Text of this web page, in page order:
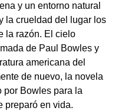
y un entorno natural
la crueldad del lugar los
la razón. El cielo
de Paul Bowles y
americana del
de nuevo, la novela
por Bowles para la
preparó en vida.